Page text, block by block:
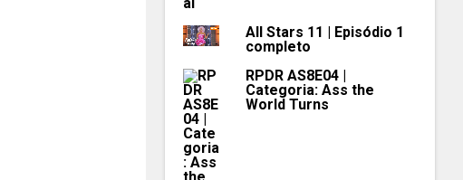
All Stars 11 | Episódio 1
completo
RPDR AS8E04 |
Categoria: Ass the
World Turns